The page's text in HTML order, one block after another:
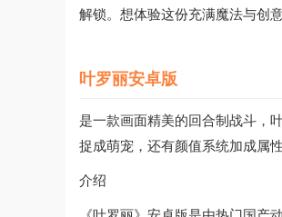
解锁。想体验这份充满魔法与创
叶罗丽安卓版
是一款画面精美的回合制战斗，
捉成萌宠，还有颜值系统加成属
介绍